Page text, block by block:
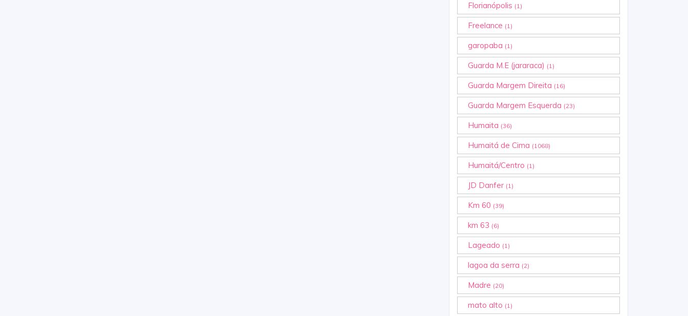
Florianópolis (1)
Freelance (1)
garopaba (1)
Guarda M.E (jararaca) (1)
Guarda Margem Direita (16)
Guarda Margem Esquerda (23)
Humaita (36)
Humaitá de Cima (1068)
Humaitá/Centro (1)
JD Danfer (1)
Km 60 (39)
km 63 (6)
Lageado (1)
lagoa da serra (2)
Madre (20)
mato alto (1)